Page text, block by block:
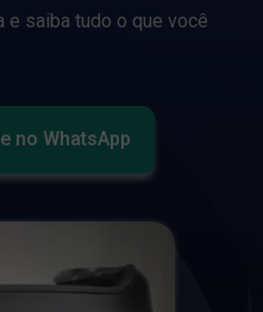
e saiba tudo o que você
no WhatsApp